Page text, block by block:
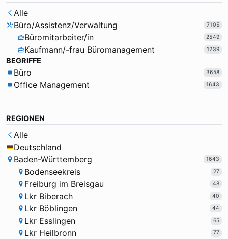
Alle
Büro/Assistenz/Verwaltung
7105
Büromitarbeiter/in 2549
Kaufmann/-frau Büromanagement 1239
BEGRIFFE
Büro 3658
Office Management 1643
REGIONEN
Alle
Deutschland
Baden-Württemberg
1643
Bodenseekreis 27
Freiburg im Breisgau 48
Lkr Biberach 40
Lkr Böblingen 44
Lkr Esslingen 65
Lkr Heilbronn 77